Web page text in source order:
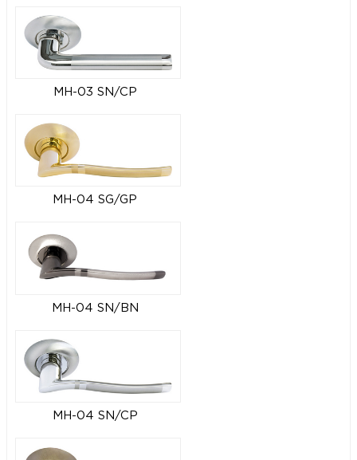
MH-03 SN/CP
MH-04 SG/GP
MH-04 SN/BN
MH-04 SN/CP